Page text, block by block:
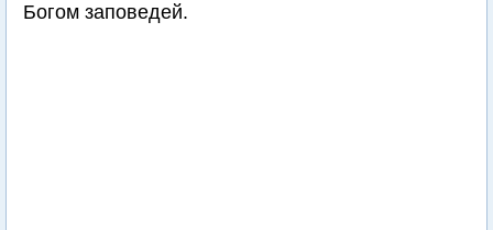
Богом заповедей.